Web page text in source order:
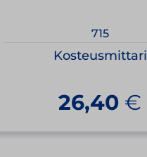
715
Kosteusmittari
26,40 €